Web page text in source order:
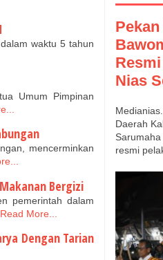
waktu 5 tahun
Umum Pimpinan
mencerminkan
Bergizi
pemerintah dalam
Read More...
Dengan Tarian
Nias
Daerah
resmi